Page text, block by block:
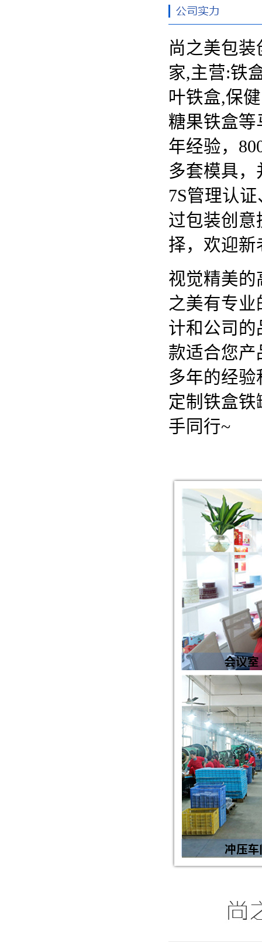
尚之美包
家,主营:铁
叶铁盒,保
糖果铁盒等
年经验，
多套模具，
7S管理认
过包装创意
择，欢迎
视觉精美的
之美有专
计和公司的
款适合您产
多年的经
定制铁盒
手同行~